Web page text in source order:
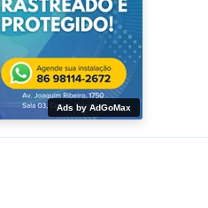
Ads by AdGoMax